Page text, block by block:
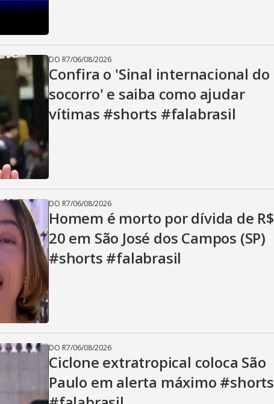
DO R7/06/08/2026
Confira o 'Sinal internacional do
socorro' e saiba como ajudar
vítimas #shorts #falabrasil
DO R7/06/08/2026
Homem é morto por dívida de R$
20 em São José dos Campos (SP)
#shorts #falabrasil
DO R7/06/08/2026
Ciclone extratropical coloca São
Paulo em alerta máximo #shorts